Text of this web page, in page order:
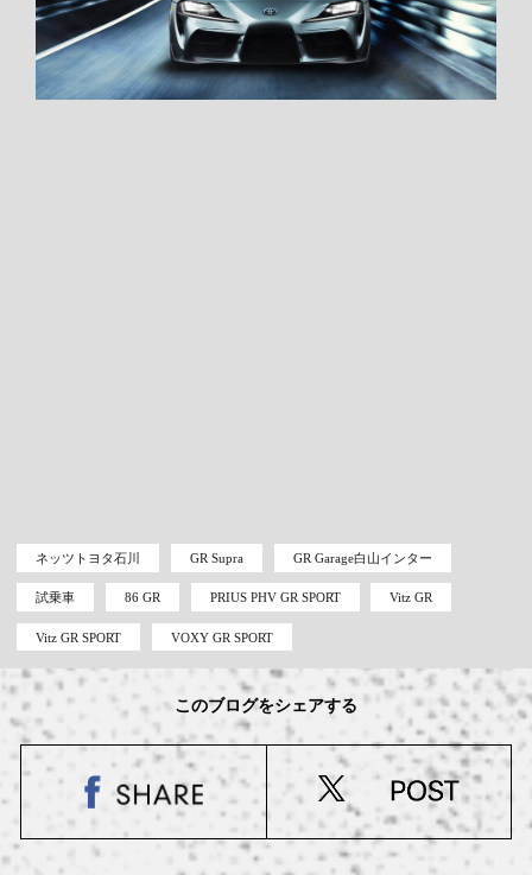
ネッツトヨタ石川 GR Supra GR Garage白山インター
試乗車 86 GR PRIUS PHV GR SPORT Vitz GR
Vitz GR SPORT VOXY GR SPORT
このブログをシェアする